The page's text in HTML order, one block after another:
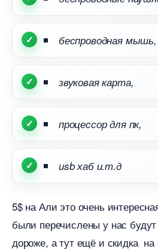
еспроводная мышь,
звуковая карта,
процессор для пк,
usb хаб и.т.д
5$ на Али это очень
ыли перечислены у нас будут
дороже, а тут ещё и скидка